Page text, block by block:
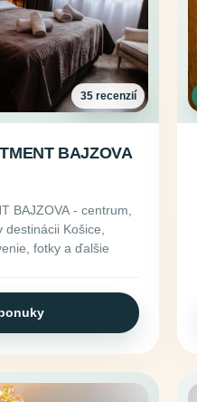
35 recenzií
BAJZOVA
BAJZOVA - centrum,
Košice,
fotky a ďalšie